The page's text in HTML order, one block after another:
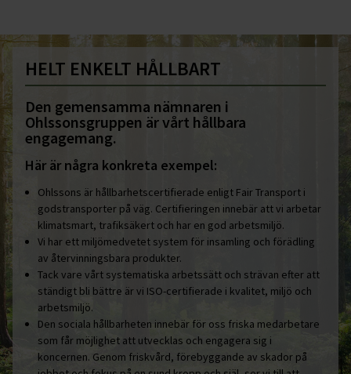
HELT ENKELT HÅLLBART
Den gemensamma nämnaren i
Ohlssonsgruppen är vårt hållbara
engagemang.
Här är några konkreta exempel:
Ohlssons är hållbarhetscertifierade enligt Fair Transport i
godstransporter på väg. Certifieringen innebär att vi arbetar
klimatsmart, trafiksäkert och har en god arbetsmiljö.
Vi har ett miljömedvetet system för insamling och förädling
av återvinningsbara produkter.
Tack vare vårt systematiska arbetssätt och strävan efter att
ständigt bli bättre är vi ISO-certifierade i kvalitet, miljö och
arbetsmiljö.
Den sociala hållbarheten innebär för oss friska medarbetare
som får möjlighet att utvecklas och engagera sig i
koncernen. Genom friskvård, förebyggande av skador på